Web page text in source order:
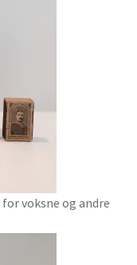
voksne og andre